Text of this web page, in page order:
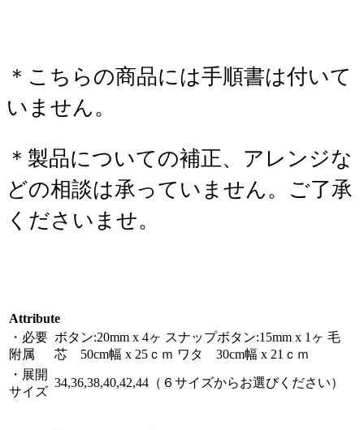
＊こちらの商品には手順書は付いて
いません。
＊製品についての補正、アレンジな
どの相談は承っていません。ご了承
くださいませ。
Attribute
・必要
附属
ボタン:20mm x 4ヶ スナップボタン:15mm x 1ヶ 毛
芯 50cm幅 x 25ｃｍ ワタ 30cm幅 x 21ｃｍ
・展開
サイズ
34,36,38,40,42,44（６サイズからお選びください）